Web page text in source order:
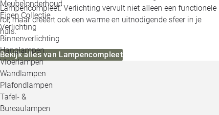
Meubelonderhoud
Eigen Collectie
Verlichting
Binnenverlichting
Hanglampen
Vloerlampen
Wandlampen
Plafondlampen
Tafel- &
Bureaulampen
Lampencompleet. Verlichting vervult niet alleen een functionele
rol, maar creëert ook een warme en uitnodigende sfeer in je
huis.
Bekijk alles van Lampencompleet